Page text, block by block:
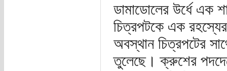
ডামাডোলের উর্ধে এক
চিত্রপটকে এক রহস্যের
অবস্থান চিত্রপটের
তুলেছে। ক্রুশের